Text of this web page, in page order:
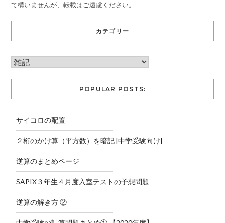
て構いませんが、転載はご遠慮ください。
カテゴリー
POPULAR POSTS:
サイコロの配置
２桁のかけ算（平方数）を暗記 [中学受験向け]
逆算のまとめページ
SAPIX３年生４月度入室テストの予想問題
逆算の解き方 ②